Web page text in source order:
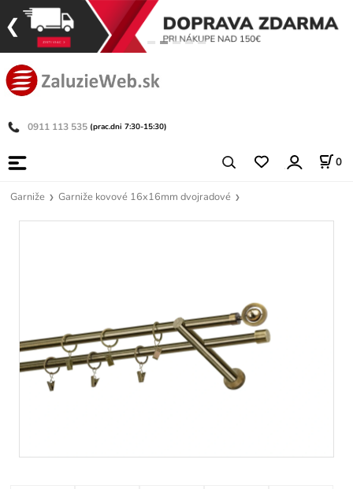
0911 113 535 (prac.dni 7:30-15:30)
0
Garniže Garniže kovové 16x16mm dvojradové